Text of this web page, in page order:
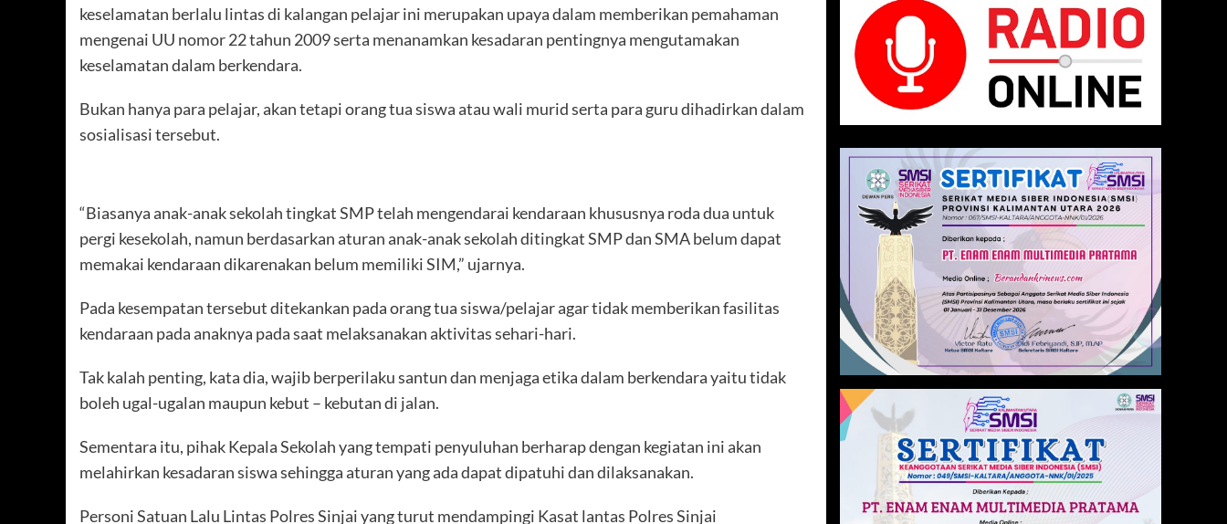
keselamatan berlalu lintas di kalangan pelajar ini merupakan upaya dalam memberikan pemahaman
mengenai UU nomor 22 tahun 2009 serta menanamkan kesadaran pentingnya mengutamakan
keselamatan dalam berkendara.
Bukan hanya para pelajar, akan tetapi orang tua siswa atau wali murid serta para guru dihadirkan dalam
sosialisasi tersebut.
“Biasanya anak-anak sekolah tingkat SMP telah mengendarai kendaraan khususnya roda dua untuk
pergi kesekolah, namun berdasarkan aturan anak-anak sekolah ditingkat SMP dan SMA belum dapat
memakai kendaraan dikarenakan belum memiliki SIM,” ujarnya.
Pada kesempatan tersebut ditekankan pada orang tua siswa/pelajar agar tidak memberikan fasilitas
kendaraan pada anaknya pada saat melaksanakan aktivitas sehari-hari.
Tak kalah penting, kata dia, wajib berperilaku santun dan menjaga etika dalam berkendara yaitu tidak
boleh ugal-ugalan maupun kebut – kebutan di jalan.
Sementara itu, pihak Kepala Sekolah yang tempati penyuluhan berharap dengan kegiatan ini akan
melahirkan kesadaran siswa sehingga aturan yang ada dapat dipatuhi dan dilaksanakan.
Personi Satuan Lalu Lintas Polres Sinjai yang turut mendampingi Kasat lantas Polres Sinjai